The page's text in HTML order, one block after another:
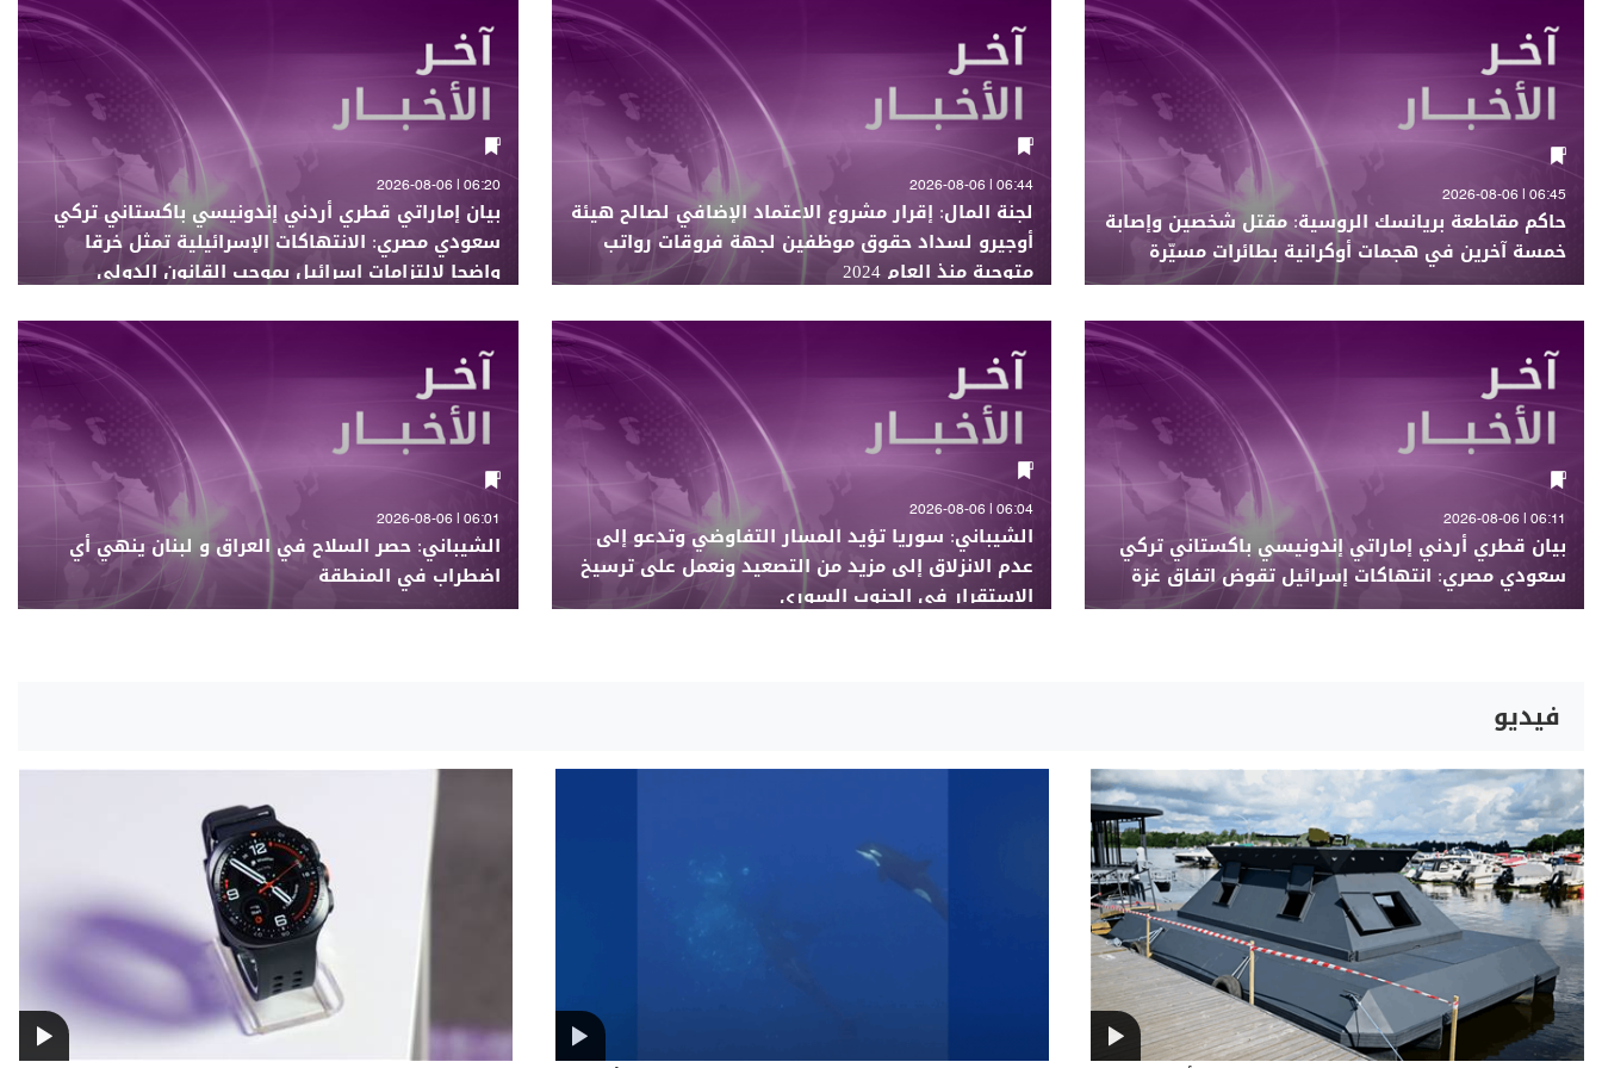
06:45 | 2026-08-06
حاكم مقاطعة بريانسك الروسية: مقتل شخصين وإصابة
خمسة آخرين في هجمات أوكرانية بطائرات مسيّرة
06:44 | 2026-08-06
لجنة المال: إقرار مشروع الاعتماد الإضافي لصالح هيئة
أوجيرو لسداد حقوق موظفين لجهة فروقات رواتب
متوجبة منذ العام 2024
06:20 | 2026-08-06
بيان إماراتي قطري أردني إندونيسي باكستاني تركي
سعودي مصري: الانتهاكات الإسرائيلية تمثل خرقا
واضحا لالتزامات إسرائيل بموجب القانون الدولي
06:11 | 2026-08-06
بيان قطري أردني إماراتي إندونيسي باكستاني تركي
سعودي مصري: انتهاكات إسرائيل تقوض اتفاق غزة
06:04 | 2026-08-06
الشيباني: سوريا تؤيد المسار التفاوضي وتدعو إلى
عدم الانزلاق إلى مزيد من التصعيد ونعمل على ترسيخ
الاستقرار في الجنوب السوري
06:01 | 2026-08-06
الشيباني: حصر السلاح في العراق و لبنان ينهي أي
اضطراب في المنطقة
فيديو